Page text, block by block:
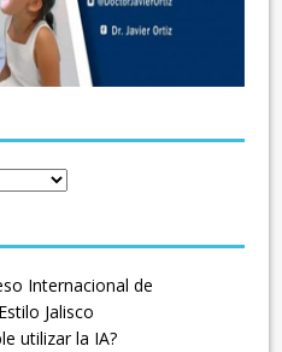
Internacional de
Jalisco
utilizar la IA?